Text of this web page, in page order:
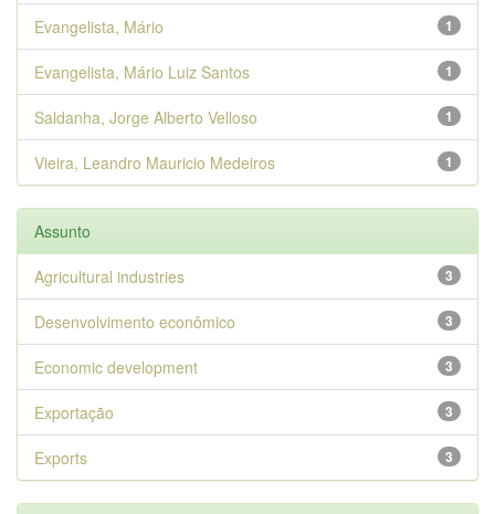
1
Evangelista, Mário
1
Evangelista, Mário Luiz Santos
1
Saldanha, Jorge Alberto Velloso
1
Vieira, Leandro Mauricio Medeiros
Assunto
3
Agricultural industries
3
Desenvolvimento econômico
3
Economic development
3
Exportação
3
Exports